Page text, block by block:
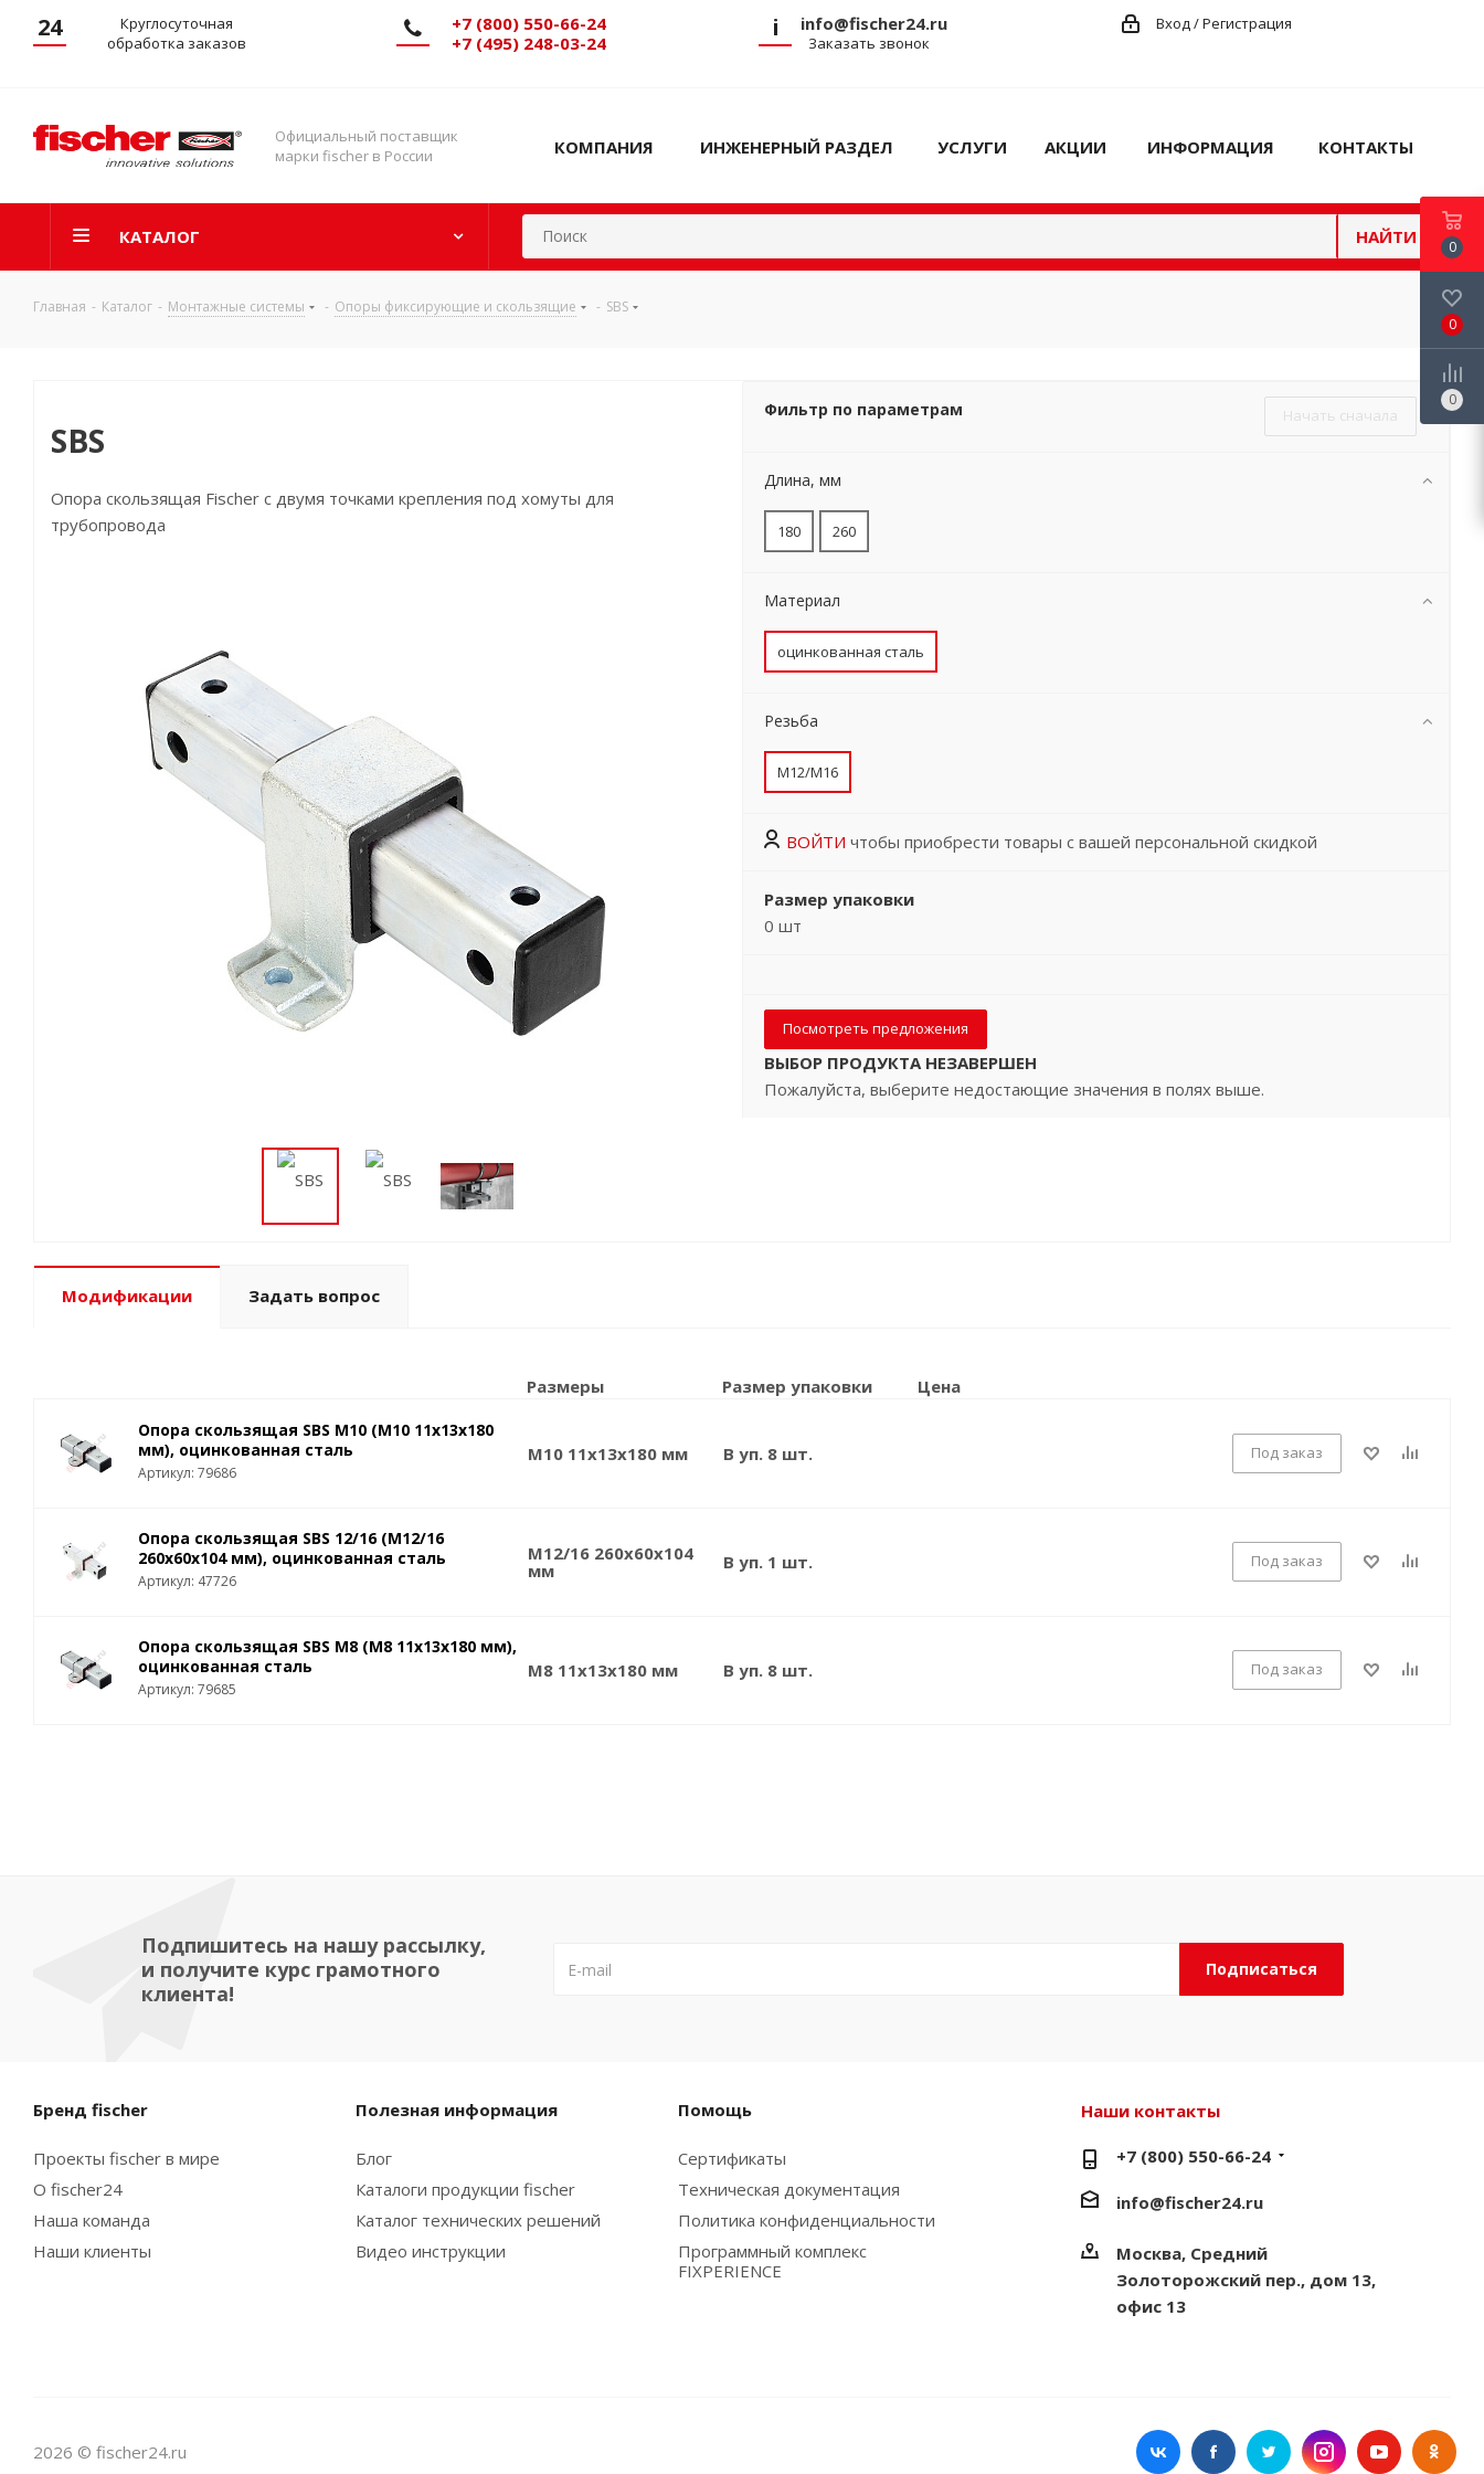
24
Круглосуточная
обработка заказов
+7 (800) 550-66-24
+7 (495) 248-03-24
i info@fischer24.ru
Заказать звонок
Вход / Регистрация
Официальный поставщик
марки fischer в России
КОМПАНИЯ ИНЖЕНЕРНЫЙ РАЗДЕЛ УСЛУГИ АКЦИИ ИНФОРМАЦИЯ КОНТАКТЫ
КАТАЛОГ НАЙТИ
Главная - Каталог - Монтажные системы - Опоры фиксирующие и скользящие - SBS
Фильтр по параметрам Начать сначала
Длина, мм
180 260
Материал
оцинкованная сталь
Резьба
M12/M16
ВОЙТИ чтобы приобрести товары с вашей персональной скидкой
Размер упаковки
0 шт
Посмотреть предложения
ВЫБОР ПРОДУКТА НЕЗАВЕРШЕН
Пожалуйста, выберите недостающие значения в полях выше.
SBS
Опора скользящая Fischer с двумя точками крепления под хомуты для
трубопровода
Модификации Задать вопрос
Размеры Размер упаковки Цена
Опора скользящая SBS M10 (M10 11x13x180
мм), оцинкованная сталь
Артикул: 79686
M10 11x13x180 мм В уп. 8 шт. Под заказ
Опора скользящая SBS 12/16 (M12/16
260x60x104 мм), оцинкованная сталь
Артикул: 47726
M12/16 260x60x104
мм
В уп. 1 шт. Под заказ
Опора скользящая SBS M8 (M8 11x13x180 мм),
оцинкованная сталь
Артикул: 79685
M8 11x13x180 мм В уп. 8 шт. Под заказ
Подпишитесь на нашу рассылку,
и получите курс грамотного
клиента!
Бренд fischer
Проекты fischer в мире
О fischer24
Наша команда
Наши клиенты
Полезная информация
Блог
Каталоги продукции fischer
Каталог технических решений
Видео инструкции
Помощь
Сертификаты
Техническая документация
Политика конфиденциальности
Программный комплекс
FIXPERIENCE
Наши контакты
+7 (800) 550-66-24
info@fischer24.ru
Москва, Средний
Золоторожский пер., дом 13,
офис 13
2026 © fischer24.ru
0
0
0